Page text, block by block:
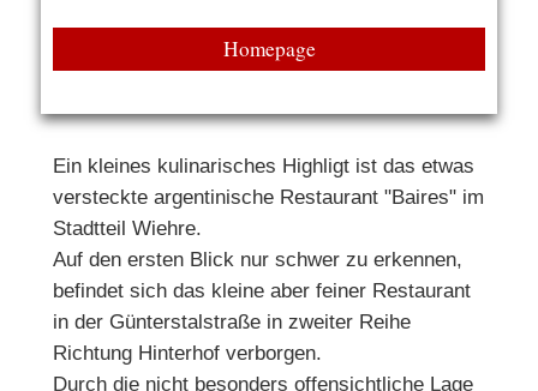
Homepage
Ein kleines kulinarisches Highligt ist das etwas
versteckte argentinische Restaurant "Baires" im
Stadtteil Wiehre.
Auf den ersten Blick nur schwer zu erkennen,
befindet sich das kleine aber feiner Restaurant
in der Günterstalstraße in zweiter Reihe
Richtung Hinterhof verborgen.
Durch die nicht besonders offensichtliche Lage